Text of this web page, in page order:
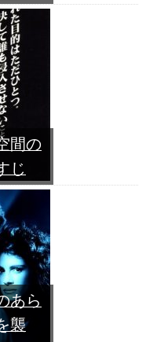
間の
じ
あら
襲